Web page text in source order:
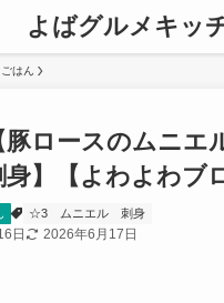
よばグルメキッ
はん
豚ロースのムニエ
身】【よわよわブ
☆3 ムニエル 刺身
日 2026年6月17日